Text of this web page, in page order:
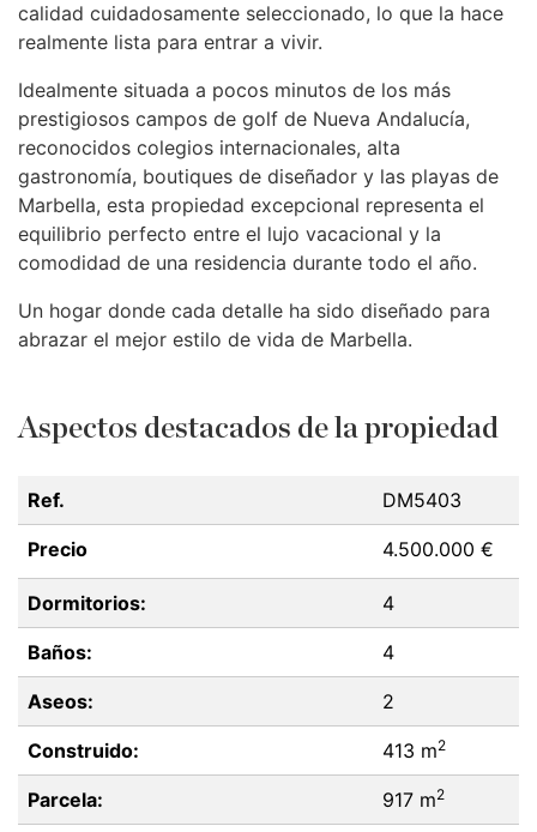
calidad cuidadosamente seleccionado, lo que la hace
realmente lista para entrar a vivir.
Idealmente situada a pocos minutos de los más
prestigiosos campos de golf de Nueva Andalucía,
reconocidos colegios internacionales, alta
gastronomía, boutiques de diseñador y las playas de
Marbella, esta propiedad excepcional representa el
equilibrio perfecto entre el lujo vacacional y la
comodidad de una residencia durante todo el año.
Un hogar donde cada detalle ha sido diseñado para
abrazar el mejor estilo de vida de Marbella.
Aspectos destacados de la propiedad
Ref. DM5403
Precio 4.500.000 €
Dormitorios: 4
Baños: 4
Aseos: 2
Construido: 413 m2
Parcela: 917 m2